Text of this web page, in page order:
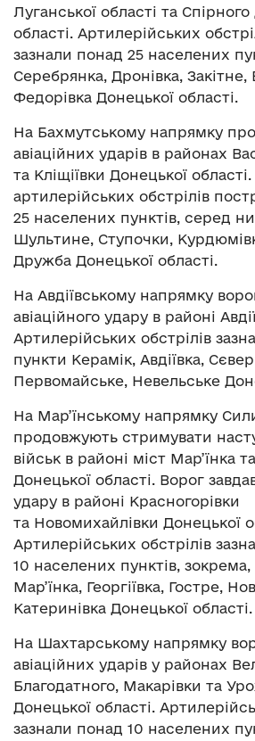
Луганської області та
області. Артилерійських
зазнали понад 25 населених
Серебрянка, Дронівка, Закітне,
Федорівка Донецької області.
На Бахмутському напрямку
авіаційних ударів в районах
та Кліщіївки Донецької
артилерійських обстрілів
25 населених пунктів, серед
Шультине, Ступочки,
Дружба Донецької області.
На Авдіївському напрямку
авіаційного удару в районі
Артилерійських обстрілів
пункти Керамік, Авдіївка,
Первомайське, Невельське
На Мар’їнському напрямку
продовжують стримувати
військ в районі міст Мар’їнка
Донецької області. Ворог
удару в районі Красногорівки
та Новомихайлівки Донецької
Артилерійських обстрілів
10 населених пунктів, зокрема,
Мар’їнка, Георгіївка, Гостре,
Катеринівка Донецької області.
На Шахтарському напрямку
авіаційних ударів у районах
Благодатного, Макарівки та
Донецької області.
зазнали понад 10 населених